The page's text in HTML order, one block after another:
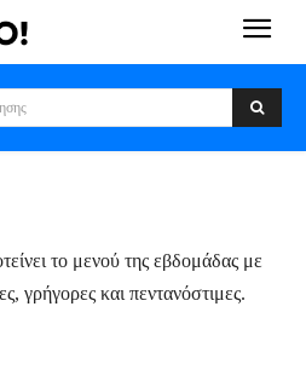
το μενού της εβδομάδας με
γρήγορες και πεντανόστιμες.